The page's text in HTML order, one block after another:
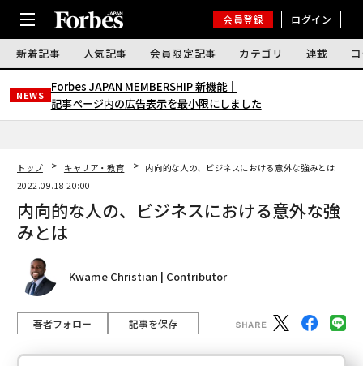
会員登録 ログイン
新着記事 人気記事 会員限定記事 カテゴリ 連載
NEWS
Forbes JAPAN MEMBERSHIP 新機能｜
記事ページ内の広告表示を最小限にしました
トップ キャリア・教育
内向的な人の、ビジネスにおける意外な強みとは
2022.09.18 20:00
内向的な人の、ビジネスにおける意外な強
みとは
Kwame Christian | Contributor
著者フォロー 記事を保存